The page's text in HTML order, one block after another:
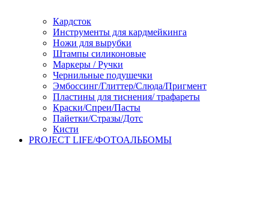
Кардсток
Инструменты для кардмейкинга
Ножи для вырубки
Штампы силиконовые
Маркеры / Ручки
Чернильные подушечки
Эмбоссинг/Глиттер/Слюда/Пригмент
Пластины для тиснения/ трафареты
Краски/Спреи/Пасты
Пайетки/Стразы/Дотс
Кисти
PROJECT LIFE/ФОТОАЛЬБОМЫ